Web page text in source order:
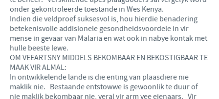
onder gekontroleerde toestande in Wes Kenya.
Indien die veldproef suksesvol is, hou hierdie benadering
betekenisvolle addisionele gesondheidsvoordele in vir
mense in gevaar van Malaria en wat ook in nabye kontak met
hulle beeste lewe.
OM VEEARTSNY MIDDELS BEKOMBAAR EN BEKOSTIGBAAR TE
MAAK VIR ALMAL:
In ontwikkelende lande is die enting van plaasdiere nie
maklik nie. Bestaande entstowwe is gewoonlik te duur of
nie maklik bekombaar nie, veral vir arm vee eienaars. Vir